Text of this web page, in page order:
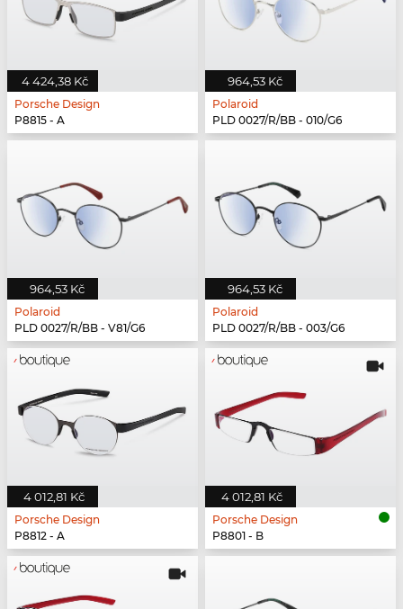
4 424,38 Kč
Porsche Design
P8815 - A
964,53 Kč
Polaroid
PLD 0027/R/BB - 010/G6
964,53 Kč
Polaroid
PLD 0027/R/BB - V81/G6
964,53 Kč
Polaroid
PLD 0027/R/BB - 003/G6
4 012,81 Kč
Porsche Design
P8812 - A
4 012,81 Kč
Porsche Design
P8801 - B